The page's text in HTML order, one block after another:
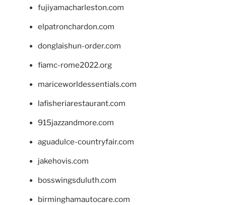
fujiyamacharleston.com
elpatronchardon.com
donglaishun-order.com
fiamc-rome2022.org
mariceworldessentials.com
lafisheriarestaurant.com
915jazzandmore.com
aguadulce-countryfair.com
jakehovis.com
bosswingsduluth.com
birminghamautocare.com